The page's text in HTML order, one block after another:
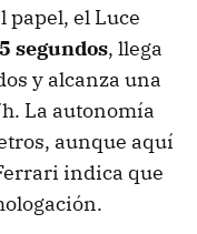
papel, el Luce
segundos, llega
y alcanza una
La autonomía
aunque aquí
indica que